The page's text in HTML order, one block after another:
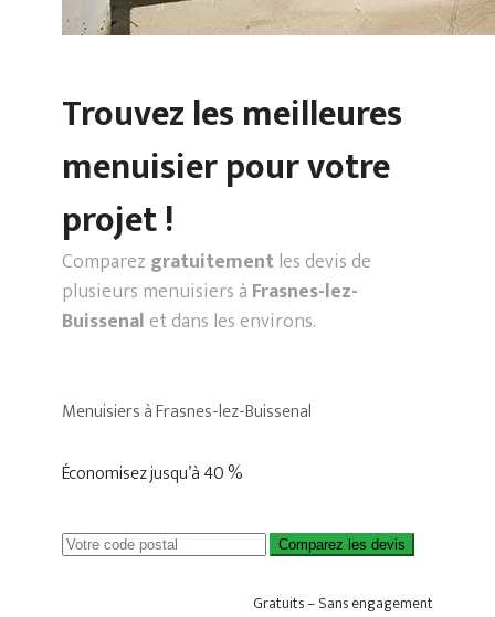
Trouvez les meilleures
menuisier pour votre
projet !
Comparez gratuitementles devis de
plusieurs menuisiers à Frasnes-lez-
Buissenalet dans les environs.
Menuisiers à Frasnes-lez-Buissenal
Économisez jusqu’à 40 %
Comparez les devis
Gratuits – Sans engagement